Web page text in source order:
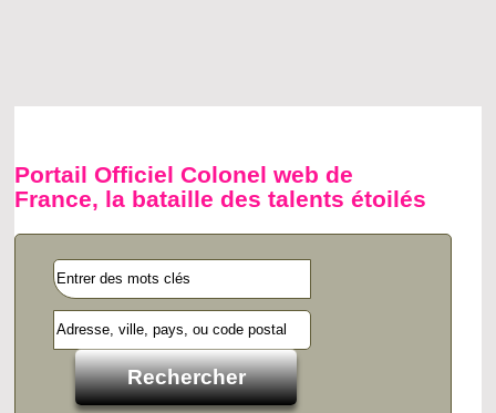
Portail Officiel Colonel web de
France, la bataille des talents étoilés